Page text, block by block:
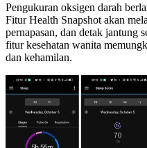
Pengukuran oksigen darah
Fitur Health Snapshot akan
pernapasan, dan detak jantung
fitur kesehatan wanita
dan kehamilan.